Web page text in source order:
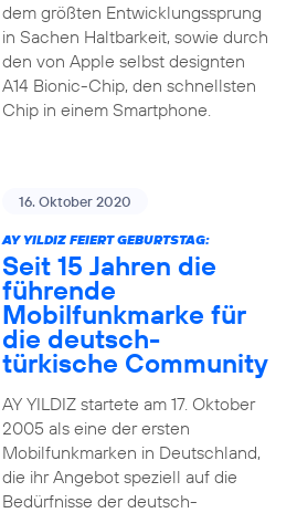
dem größten Entwicklungssprung
in Sachen Haltbarkeit, sowie durch
den von Apple selbst designten
A14 Bionic-Chip, den schnellsten
Chip in einem Smartphone.
16. Oktober 2020
AY YILDIZ FEIERT GEBURTSTAG:
Seit 15 Jahren die
führende
Mobilfunkmarke für
die deutsch-
türkische Community
AY YILDIZ startete am 17. Oktober
2005 als eine der ersten
Mobilfunkmarken in Deutschland,
die ihr Angebot speziell auf die
Bedürfnisse der deutsch-